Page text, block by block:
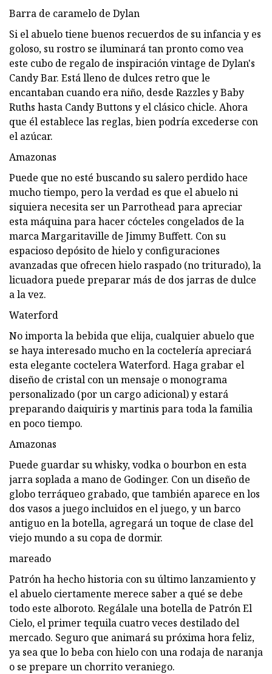
Barra de caramelo de Dylan
Si el abuelo tiene buenos recuerdos de su infancia y es
goloso, su rostro se iluminará tan pronto como vea
este cubo de regalo de inspiración vintage de Dylan's
Candy Bar. Está lleno de dulces retro que le
encantaban cuando era niño, desde Razzles y Baby
Ruths hasta Candy Buttons y el clásico chicle. Ahora
que él establece las reglas, bien podría excederse con
el azúcar.
Amazonas
Puede que no esté buscando su salero perdido hace
mucho tiempo, pero la verdad es que el abuelo ni
siquiera necesita ser un Parrothead para apreciar
esta máquina para hacer cócteles congelados de la
marca Margaritaville de Jimmy Buffett. Con su
espacioso depósito de hielo y configuraciones
avanzadas que ofrecen hielo raspado (no triturado), la
licuadora puede preparar más de dos jarras de dulce
a la vez.
Waterford
No importa la bebida que elija, cualquier abuelo que
se haya interesado mucho en la coctelería apreciará
esta elegante coctelera Waterford. Haga grabar el
diseño de cristal con un mensaje o monograma
personalizado (por un cargo adicional) y estará
preparando daiquiris y martinis para toda la familia
en poco tiempo.
Amazonas
Puede guardar su whisky, vodka o bourbon en esta
jarra soplada a mano de Godinger. Con un diseño de
globo terráqueo grabado, que también aparece en los
dos vasos a juego incluidos en el juego, y un barco
antiguo en la botella, agregará un toque de clase del
viejo mundo a su copa de dormir.
mareado
Patrón ha hecho historia con su último lanzamiento y
el abuelo ciertamente merece saber a qué se debe
todo este alboroto. Regálale una botella de Patrón El
Cielo, el primer tequila cuatro veces destilado del
mercado. Seguro que animará su próxima hora feliz,
ya sea que lo beba con hielo con una rodaja de naranja
o se prepare un chorrito veraniego.